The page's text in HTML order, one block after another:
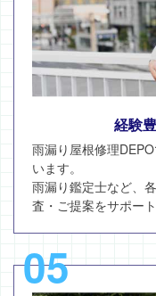
経験
雨漏り屋根修理
います。
雨漏り鑑定士など、
査・ご提案をサポー
05